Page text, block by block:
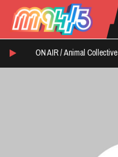
ON AIR / Animal Collective